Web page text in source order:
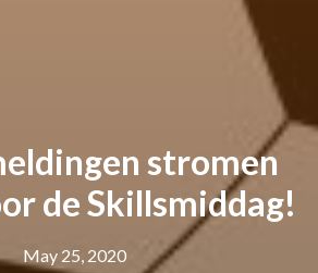
stromen
de Skillsmiddag!
May 25, 2020